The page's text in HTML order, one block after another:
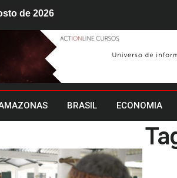
de 2026
BRASIL ECONOMIA